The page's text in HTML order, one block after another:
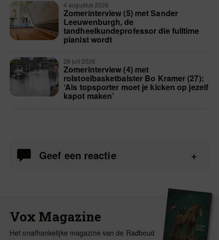
4 augustus 2026
Zomerinterview (5) met Sander
Leeuwenburgh, de
tandheelkundeprofessor die fulltime
pianist wordt
29 juli 2026
Zomerinterview (4) met
rolstoelbasketbalster Bo Kramer (27):
‘Als topsporter moet je kicken op jezelf
kapot maken’
Geef een reactie
Vox Magazine
Het onafhankelijke magazine van de Radboud